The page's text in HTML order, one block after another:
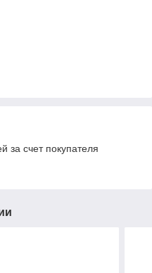
за счет покупателя